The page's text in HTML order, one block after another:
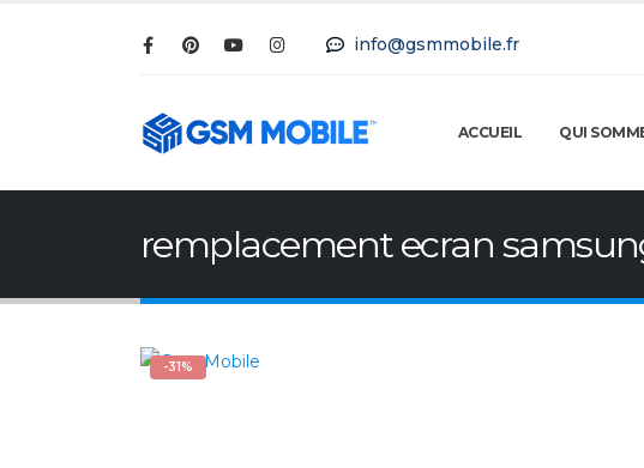
info@gsmmobile.fr
ACCUEIL QUI
remplacement ecran
-31%